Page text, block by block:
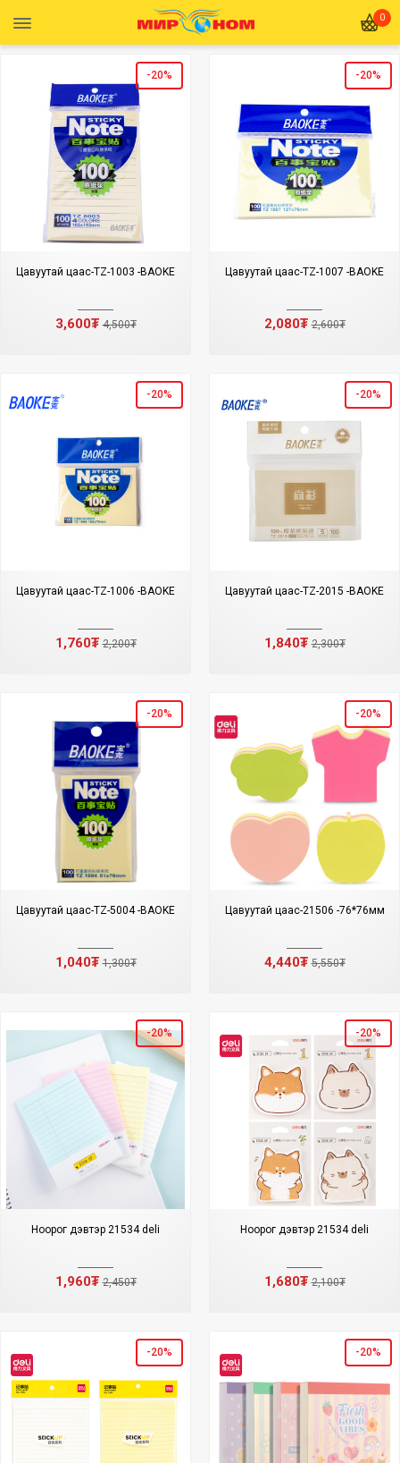
0
-20%
Цавуутай цаас-TZ-1003 -BAOKE
3,600₮4,500₮
-20%
Цавуутай цаас-TZ-1007 -BAOKE
2,080₮2,600₮
-20%
Цавуутай цаас-TZ-1006 -BAOKE
1,760₮2,200₮
-20%
Цавуутай цаас-TZ-2015 -BAOKE
1,840₮2,300₮
-20%
Цавуутай цаас-TZ-5004 -BAOKE
1,040₮1,300₮
-20%
Цавуутай цаас-21506 -76*76мм
4,440₮5,550₮
-20%
Ноорог дэвтэр 21534 deli
1,960₮2,450₮
-20%
Ноорог дэвтэр 21534 deli
1,680₮2,100₮
-20% -20%